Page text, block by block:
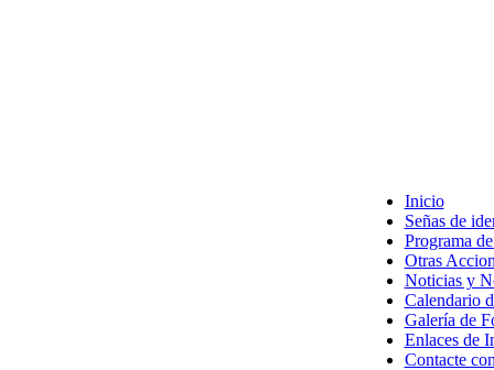
Inicio
Señas de
Programa
Otras
Noticias y
Calendario
Galería de
Enlaces de
Contacte